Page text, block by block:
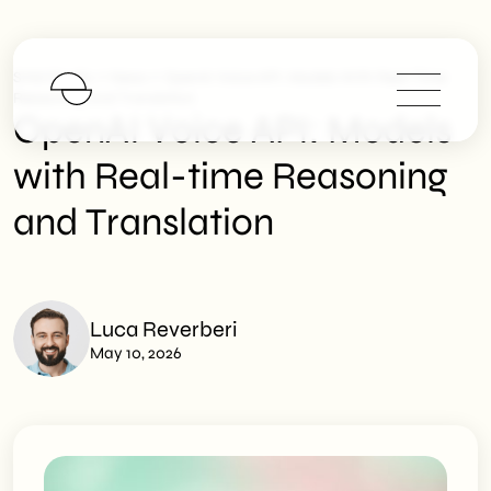
SHM Studio
OpenAI Voice API: Models With Real-Time
Reasoning And Translation
OpenAI Voice API: Models
with Real-time Reasoning
and Translation
Luca Reverberi
May 10, 2026